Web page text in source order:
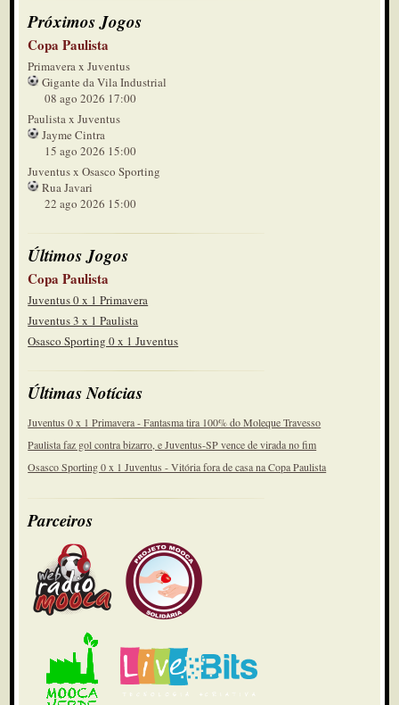
Próximos Jogos
Copa Paulista
Primavera x Juventus
Gigante da Vila Industrial
08 ago 2026 17:00
Paulista x Juventus
Jayme Cintra
15 ago 2026 15:00
Juventus x Osasco Sporting
Rua Javari
22 ago 2026 15:00
Últimos Jogos
Copa Paulista
Juventus 0 x 1 Primavera
Juventus 3 x 1 Paulista
Osasco Sporting 0 x 1 Juventus
Últimas Notícias
Juventus 0 x 1 Primavera - Fantasma tira 100% do Moleque Travesso
Paulista faz gol contra bizarro, e Juventus-SP vence de virada no fim
Osasco Sporting 0 x 1 Juventus - Vitória fora de casa na Copa Paulista
Parceiros